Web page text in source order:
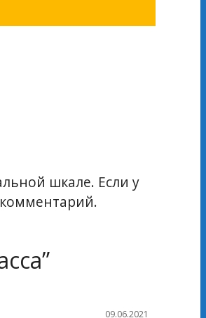
шкале. Если у
”
09.06.2021